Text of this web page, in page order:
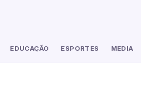
EDUCAÇÃO ESPORTES MEDIA